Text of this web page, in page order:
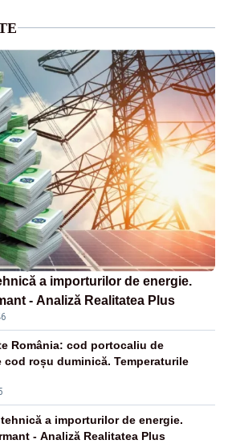
a importurilor de energie.
- Analiză Realitatea Plus
România: cod portocaliu de
cod roșu duminică. Temperaturile
a importurilor de energie.
- Analiză Realitatea Plus